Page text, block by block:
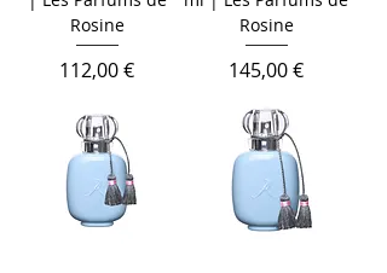
Rosine
Cena
112,00 €
Rosine
Cena
145,00 €